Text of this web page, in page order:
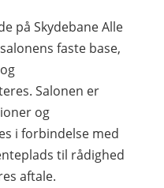
på Skydebane Alle
faste base,
Salonen er
og
i forbindelse med
til rådighed
aftale.